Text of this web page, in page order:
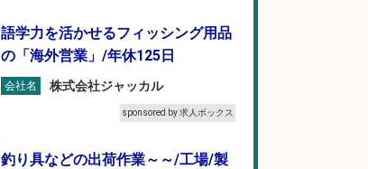
語学力を活かせるフィッシング用品
の「海外営業」/年休125日
会社名 株式会社ジャッカル
sponsored by 求人ボックス
釣り具などの出荷作業～～/工場/製